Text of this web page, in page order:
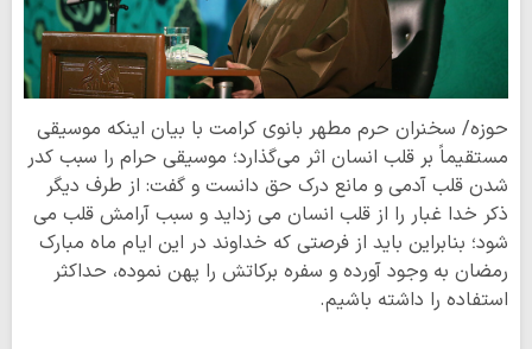
حوزه/ سخنران حرم مطهر بانوی کرامت با بیان اینکه موسیقی
مستقیماً بر قلب انسان اثر می‌گذارد؛ موسیقی حرام را سبب کدر
شدن قلب آدمی و مانع درک حق دانست و گفت: از طرف دیگر
ذکر خدا غبار را از قلب انسان می زداید و سبب آرامش قلب می
شود؛ بنابراین باید از فرصتی که خداوند در این ایام ماه مبارک
رمضان به وجود آورده و سفره برکاتش را پهن نموده، حداکثر
استفاده را داشته باشیم.